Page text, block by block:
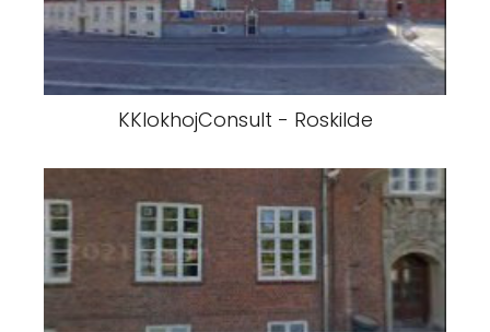
KKlokhojConsult - Roskilde